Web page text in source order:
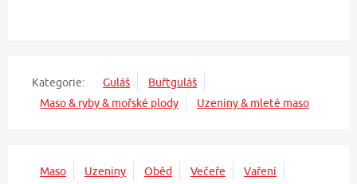
Kategorie: Guláš
Buřtguláš
Maso & ryby & mořské plody
Uzeniny & mleté maso
Maso Uzeniny Oběd Večeře
Vaření